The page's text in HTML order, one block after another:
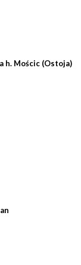
h. Mościc (Ostoja)